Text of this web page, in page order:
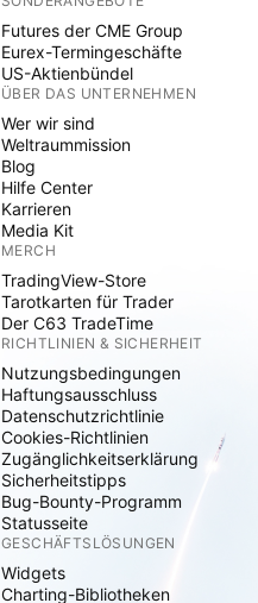
Futures der CME Group
Eurex-Termingeschäfte
US-Aktienbündel
ÜBER DAS UNTERNEHMEN
Wer wir sind
Weltraummission
Blog
Hilfe Center
Karrieren
Media Kit
MERCH
TradingView-Store
Tarotkarten für Trader
Der C63 TradeTime
RICHTLINIEN & SICHERHEIT
Nutzungsbedingungen
Haftungsausschluss
Datenschutzrichtlinie
Cookies-Richtlinien
Zugänglichkeitserklärung
Sicherheitstipps
Bug-Bounty-Programm
Statusseite
GESCHÄFTSLÖSUNGEN
Widgets
Charting-Bibliotheken